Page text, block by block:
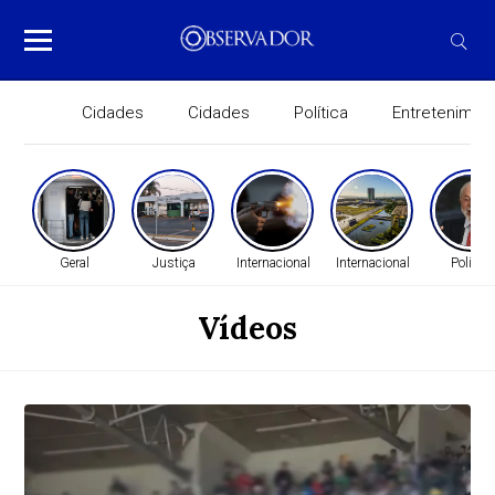
Cidades Cidades Política
Geral Justiça Internacional Internacional Política
Vídeos